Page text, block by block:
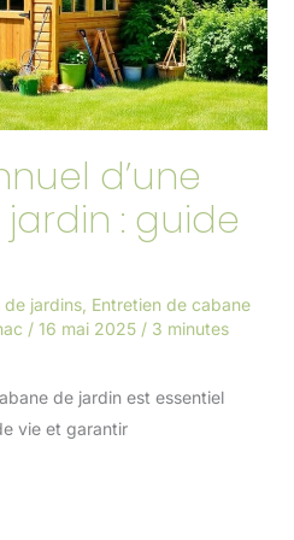
d’une
: guide
de jardins, Entretien de cabane
/ 16 mai 2025 / 3 minutes
de jardin est essentiel
vie et garantir